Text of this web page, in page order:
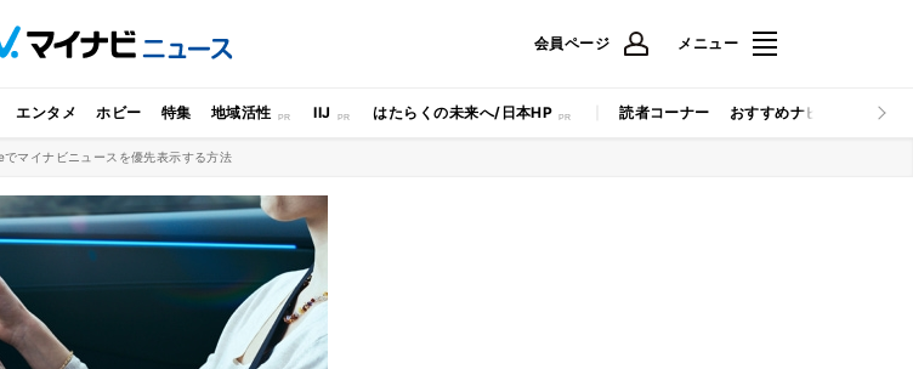
会員ページ メニュー
エンタメ ホビー 特集 地域活性 IIJ はたらくの未来へ/日本HP 読者コーナー おすすめナビ マイナビ
でマイナビニュースを優先表示する方法